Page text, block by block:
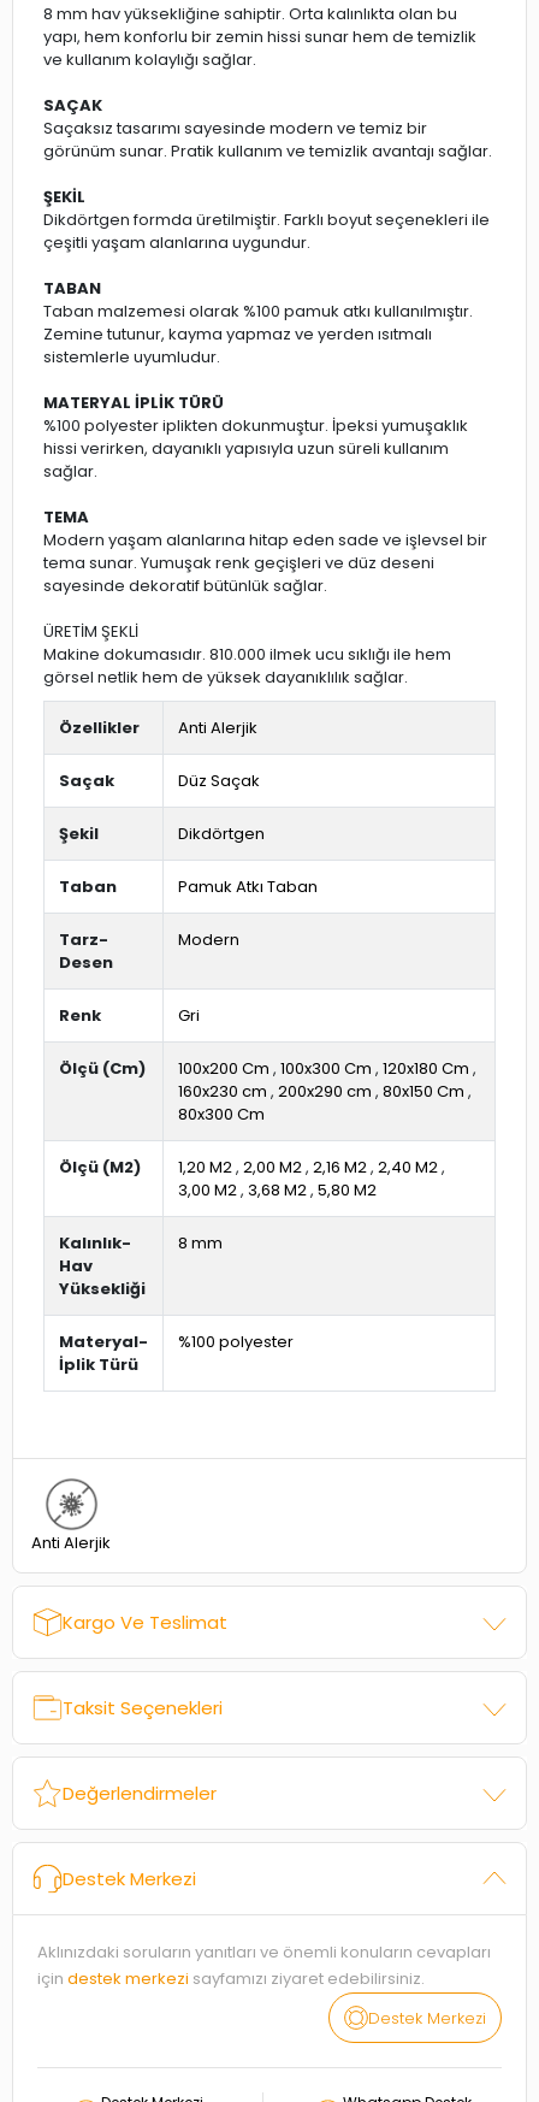
8 mm hav yüksekliğine sahiptir. Orta kalınlıkta olan bu
yapı, hem konforlu bir zemin hissi sunar hem de temizlik
ve kullanım kolaylığı sağlar.
SAÇAK
Saçaksız tasarımı sayesinde modern ve temiz bir
görünüm sunar. Pratik kullanım ve temizlik avantajı sağlar.
ŞEKİL
Dikdörtgen formda üretilmiştir. Farklı boyut seçenekleri ile
çeşitli yaşam alanlarına uygundur.
TABAN
Taban malzemesi olarak %100 pamuk atkı kullanılmıştır.
Zemine tutunur, kayma yapmaz ve yerden ısıtmalı
sistemlerle uyumludur.
MATERYAL İPLİK TÜRÜ
%100 polyester iplikten dokunmuştur. İpeksi yumuşaklık
hissi verirken, dayanıklı yapısıyla uzun süreli kullanım
sağlar.
TEMA
Modern yaşam alanlarına hitap eden sade ve işlevsel bir
tema sunar. Yumuşak renk geçişleri ve düz deseni
sayesinde dekoratif bütünlük sağlar.
ÜRETİM ŞEKLİ
Makine dokumasıdır. 810.000 ilmek ucu sıklığı ile hem
görsel netlik hem de yüksek dayanıklılık sağlar.
Özellikler Anti Alerjik
Saçak Düz Saçak
Şekil Dikdörtgen
Taban Pamuk Atkı Taban
Tarz-
Desen
Modern
Renk Gri
Ölçü (Cm) 100x200 Cm , 100x300 Cm , 120x180 Cm ,
160x230 cm , 200x290 cm , 80x150 Cm ,
80x300 Cm
Ölçü (M2) 1,20 M2, 2,00 M2, 2,16 M2, 2,40 M2,
3,00 M2, 3,68 M2, 5,80 M2
Kalınlık-
Hav
Yüksekliği
8 mm
Materyal-
İplik Türü
%100 polyester
Anti Alerjik
Kargo Ve Teslimat
Taksit Seçenekleri
Değerlendirmeler
Destek Merkezi
Aklınızdaki soruların yanıtları ve önemli konuların cevapları
için destek merkezi sayfamızı ziyaret edebilirsiniz.
Destek Merkezi